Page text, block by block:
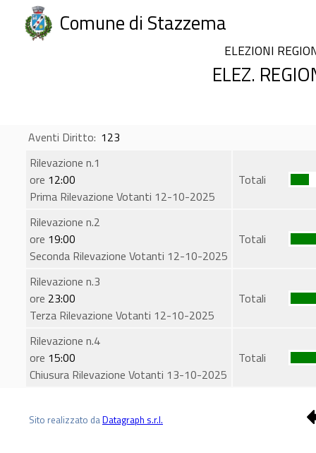
Comune di Stazzema
ELEZIONI
ELEZ.
Aventi Diritto: 123
Rilevazione n.1
ore 12:00
Prima Rilevazione Votanti 12-10-2025
Totali
Rilevazione n.2
ore 19:00
Seconda Rilevazione Votanti 12-10-2025
Totali
Rilevazione n.3
ore 23:00
Terza Rilevazione Votanti 12-10-2025
Totali
Rilevazione n.4
ore 15:00
Chiusura Rilevazione Votanti 13-10-2025
Totali
Sito realizzato daDatagraph s.r.l.